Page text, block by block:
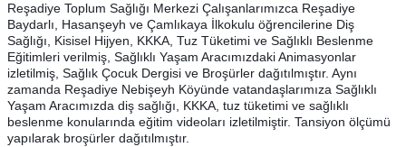
Reşadiye Toplum Sağlığı Merkezi Çalışanlarımızca Reşadiye
Baydarlı, Hasanşeyh ve Çamlıkaya İlkokulu öğrencilerine Diş
Sağlığı, Kisisel Hijyen, KKKA, Tuz Tüketimi ve Sağlıklı Beslenme
Eğitimleri verilmiş, Sağlıklı Yaşam Aracımızdaki Animasyonlar
izletilmiş, Sağlık Çocuk Dergisi ve Broşürler dağıtılmıştır. Aynı
zamanda Reşadiye Nebişeyh Köyünde vatandaşlarımıza Sağlıklı
Yaşam Aracımızda diş sağlığı, KKKA, tuz tüketimi ve sağlıklı
beslenme konularında eğitim videoları izletilmiştir. Tansiyon ölçümü
yapılarak broşürler dağıtılmıştır.